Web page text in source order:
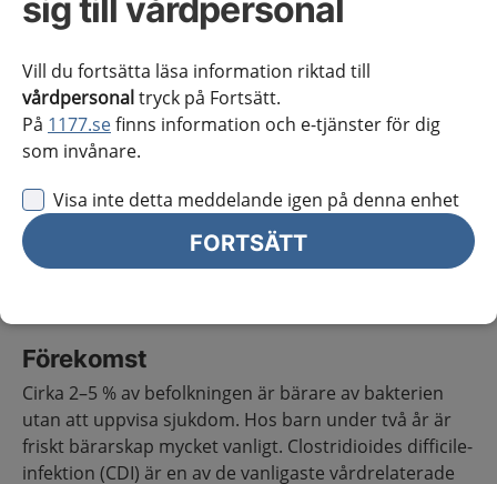
sig till vårdpersonal
Vill du fortsätta läsa information riktad till
vårdpersonaltryck på Fortsätt.
På 1177.sefinns information och e-tjänster för dig
som invånare.
Visa inte detta meddelande igen på denna enhet
FORTSÄTT
Om hälsotillståndet
Definition
Clostridioides difficile (tidigare Clostridium difficile) är
genom toxinproduktion kan orsaka
sjukdomssymtom, framför allt diarré. Diarré innebär
minst tre lösa avföringar per dag eller fler än normalt
Förekomst
Cirka 2–5 % av befolkningen är bärare av bakterien
utan att uppvisa sjukdom. Hos barn under två år är
friskt bärarskap mycket vanligt. Clostridioides difficile-
infektion (CDI) är en av de vanligaste vårdrelaterade